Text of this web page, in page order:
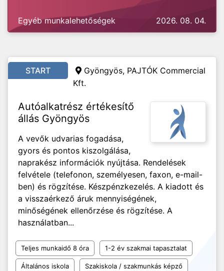
Egyéb munkalehetőségek 2026. 08. 04.
START
Gyöngyös, PAJTÓK Commercial
Kft.
Autóalkatrész értékesítő
állás Gyöngyös
A vevők udvarias fogadása,
gyors és pontos kiszolgálása,
naprakész információk nyújtása. Rendelések
felvétele (telefonon, személyesen, faxon, e-mail-
ben) és rögzítése. Készpénzkezelés. A kiadott és
a visszaérkező áruk mennyiségének,
minőségének ellenőrzése és rögzítése. A
használatban...
Teljes munkaidő 8 óra 1-2 év szakmai tapasztalat
Általános iskola Szakiskola / szakmunkás képző